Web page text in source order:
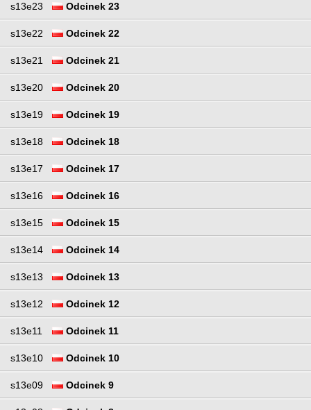
s13e23 Odcinek 23
s13e22 Odcinek 22
s13e21 Odcinek 21
s13e20 Odcinek 20
s13e19 Odcinek 19
s13e18 Odcinek 18
s13e17 Odcinek 17
s13e16 Odcinek 16
s13e15 Odcinek 15
s13e14 Odcinek 14
s13e13 Odcinek 13
s13e12 Odcinek 12
s13e11 Odcinek 11
s13e10 Odcinek 10
s13e09 Odcinek 9